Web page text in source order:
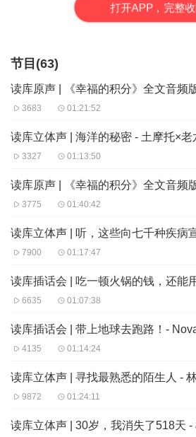
打开APP，完整
节目(63)
读库原声 | 《幸福的积分》全文音频
3683 01:21:52
读库立体声 | 海洋的秘密 - 土摩托×老
3327 01:13:50
读库原声 | 《幸福的积分》全文音频
3775 01:40:42
7900 01:17:47
6635 01:07:38
4135 01:14:24
读库立体声 | 寻找最熟悉的陌生人 -
9872 01:24:11